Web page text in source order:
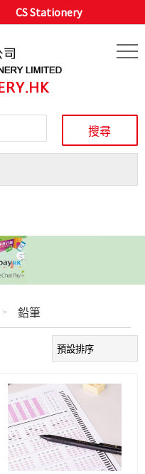
CS Stationery
鉛筆